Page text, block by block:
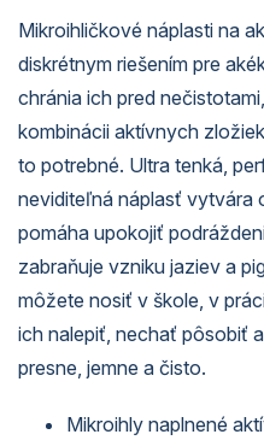
Mikroihličkové náplasti na
diskrétnym riešením pre
chránia ich pred
kombinácii aktívnych
to potrebné. Ultra tenká,
neviditeľná náplasť vytvára
pomáha upokojiť
zabraňuje vzniku jaziev a
môžete nosiť v škole, v
ich nalepiť, nechať pôsobiť
presne, jemne a čisto.
Mikroihly naplnené